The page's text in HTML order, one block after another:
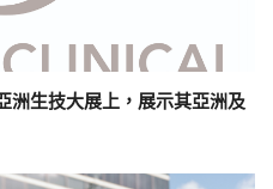
生技大展上，展示其亞洲及